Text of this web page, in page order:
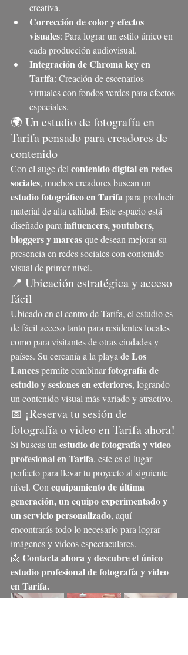
creativa.
Corrección de color y efectos
visuales: Para lograr un estilo único en
cada producción audiovisual.
Integración de Chroma key en
Tarifa: Creación de escenarios
virtuales con fondos verdes para efectos
especiales.
🌍 Un estudio de fotografía en
Tarifa pensado para creadores de
contenido
Con el auge del contenido digital en redes
sociales, muchos creadores buscan un
estudio fotográfico en Tarifa para producir
material de alta calidad. Este espacio está
diseñado para influencers, youtubers,
bloggers y marcas que desean mejorar su
presencia en redes sociales con contenido
visual de primer nivel.
📍 Ubicación estratégica y acceso
fácil
Ubicado en el centro de Tarifa, el estudio es
de fácil acceso tanto para residentes locales
como para visitantes de otras ciudades y
países. Su cercanía a la playa de Los
Lances permite combinar fotografía de
estudio y sesiones en exteriores, logrando
un contenido visual más variado y atractivo.
📅 ¡Reserva tu sesión de
fotografía o video en Tarifa ahora!
Si buscas un estudio de fotografía y video
profesional en Tarifa, este es el lugar
perfecto para llevar tu proyecto al siguiente
nivel. Con equipamiento de última
generación, un equipo experimentado y
un servicio personalizado, aquí
encontrarás todo lo necesario para lograr
imágenes y videos espectaculares.
📩 Contacta ahora y descubre el único
estudio profesional de fotografía y video
en Tarifa.